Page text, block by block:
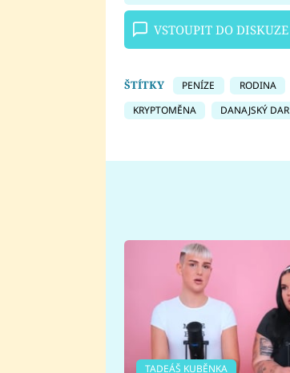
VSTOUPIT DO DISKUZE
ŠTÍTKY PENÍZE RODINA
KRYPTOMĚNA
DANAJSKÝ DAR
TADEÁŠ KUBĚNKA